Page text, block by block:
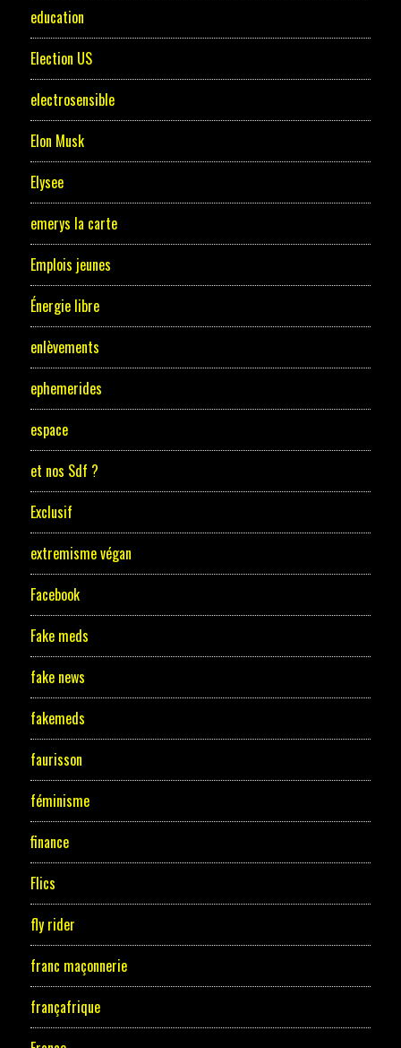
education
Election US
electrosensible
Elon Musk
Elysee
emerys la carte
Emplois jeunes
Énergie libre
enlèvements
ephemerides
espace
et nos Sdf ?
Exclusif
extremisme végan
Facebook
Fake meds
fake news
fakemeds
faurisson
féminisme
finance
Flics
fly rider
franc maçonnerie
françafrique